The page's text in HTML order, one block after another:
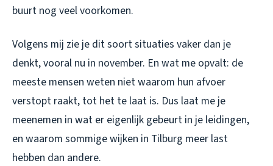
buurt nog veel voorkomen.
Volgens mij zie je dit soort situaties vaker dan je
denkt, vooral nu in november. En wat me opvalt: de
meeste mensen weten nietwaarom hun afvoer
verstopt raakt, tot het te laat is. Dus laat me je
meenemen in wat er eigenlijk gebeurt in je leidingen,
en waarom sommige wijken in Tilburg meer last
hebben dan andere.